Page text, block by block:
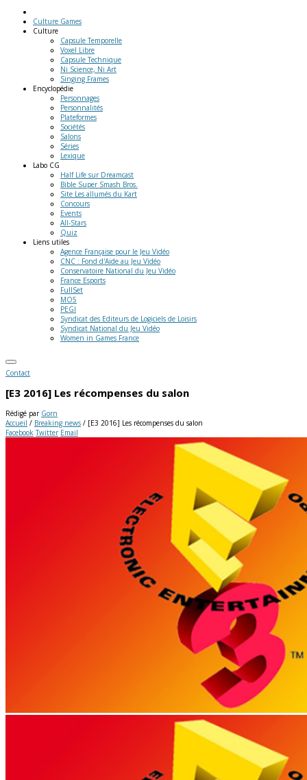
Culture Games
Culture
Capsule Temporelle
Voxel Libre
Capsule Technique
Ni Science, Ni Art
Singing Frames
Encyclopédie
Personnages
Personnalités
Plateformes
Sociétés
Salons
Séries
Lexique
Labo CG
Half Life sur Dreamcast
Bible Super Smash Bros.
Site Les allumés du Kart
Concours
Events
All-Stars
Quiz
Liens utiles
Agence Française pour le Jeu Vidéo
CNC : Fond d'Aide au Jeu Vidéo
Conservatoire National du Jeu Vidéo
France Esports
FullSet
MO5
PEGI
Syndicat des Editeurs de Logiciels de Loisirs
Syndicat National du Jeu Vidéo
Women in Games France
Contact
[E3 2016] Les récompenses du salon
Rédigé par Gorn
Accueil / Breaking news / [E3 2016] Les récompenses du salon
Facebook Twitter Email